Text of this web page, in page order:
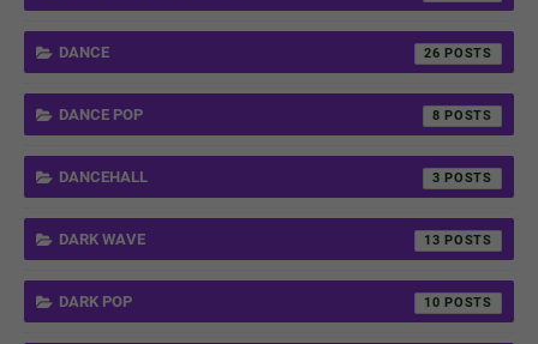
DANCE 26
DANCE POP 8
DANCEHALL 3
DARK WAVE 13
DARK POP 10